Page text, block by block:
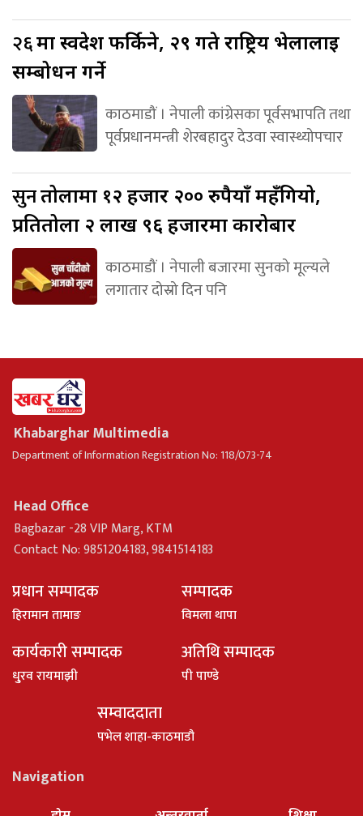
२६मा स्वदेश फर्किने, २९ गते राष्ट्रिय भेलालाई
सम्बोधन गर्ने
काठमाडौं । नेपाली कांग्रेसका पूर्वसभापति तथा
पूर्वप्रधानमन्त्री शेरबहादुर देउवा स्वास्थ्योपचार
सुनतोलामा १२ हजार २०० रुपैयाँ महँगियो,
प्रतितोला २ लाख ९६ हजारमा कारोबार
काठमाडौं । नेपाली बजारमा सुनको मूल्यले
लगातार दोस्रो दिन पनि
Khabarghar Multimedia
Department of Information Registration No: 118/073-74
Head Office
Bagbazar -28 VIP Marg, KTM
Contact No: 9851204183, 9841514183
प्रधान सम्पादक
हिरामान तामाङ
सम्पादक
विमला थापा
कार्यकारी सम्पादक
धु्रव रायमाझी
अतिथि सम्पादक
पी पाण्डे
सम्वाददाता
पभेल शाहा-काठमाडौ
Navigation